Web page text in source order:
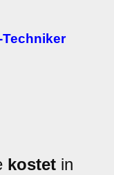
kostet in